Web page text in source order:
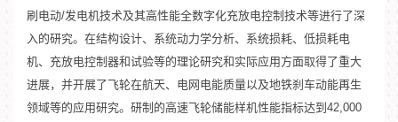
刷电动/发电机技术及其高性能全数字化充放电控制技术等进行了深
入的研究。在结构设计、系统动力学分析、系统损耗、低损耗电
机、充放电控制器和试验等的理论研究和实际应用方面取得了重大
进展，并开展了飞轮在航天、电网电能质量以及地铁刹车动能再生
领域等的应用研究。研制的高速飞轮储能样机性能指标达到42,000